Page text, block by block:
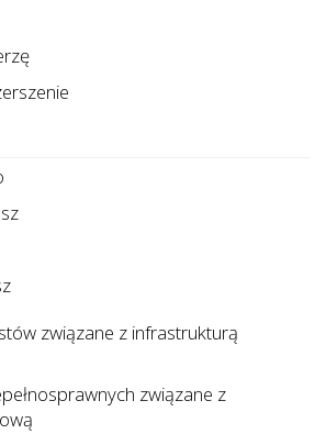
związane z infrastrukturą
związane z